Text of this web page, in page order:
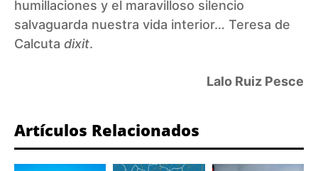
humillaciones y el maravilloso silencio
salvaguarda nuestra vida interior… Teresa de
Calcuta dixit.
Lalo Ruiz Pesce
Artículos Relacionados